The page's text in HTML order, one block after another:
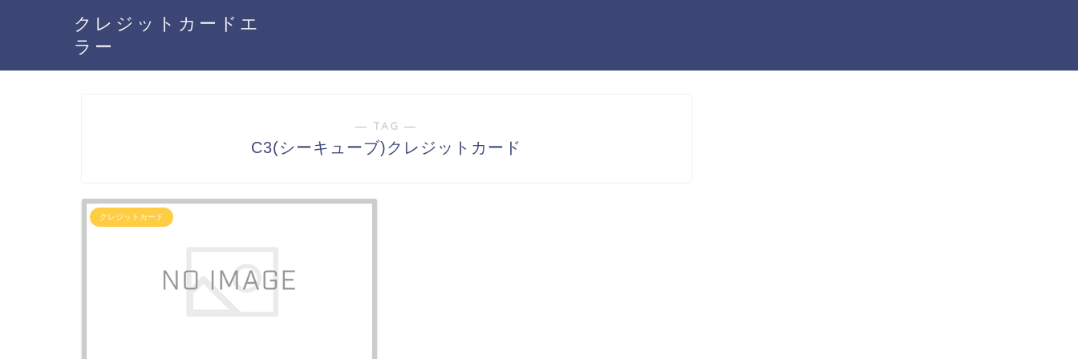
クレジットカードエ
ラー
― TAG ―
C3(シーキューブ)クレジットカード
クレジットカード